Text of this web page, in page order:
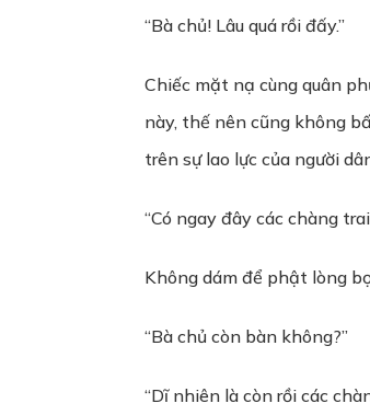
“Bà chủ! Lâu quá rồi đấy.”
Chiếc mặt nạ cùng quân
này, thế nên cũng không
trên sự lao lực của người
“Có ngay đây các chàng
Không dám để phật lòng
“Bà chủ còn bàn không?”
“Dĩ nhiên là còn rồi các